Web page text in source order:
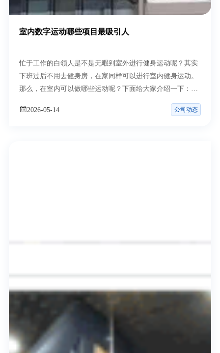
室内数字运动哪些项目最吸引人
忙于工作的白领人是不是无暇到室外进行健身运动呢？其实
下班过后不用去健身房，在家同样可以进行室内健身运动。
那么，在室内可以做哪些运动呢？下面给大家介绍一下：
2026-05-14 公司动态